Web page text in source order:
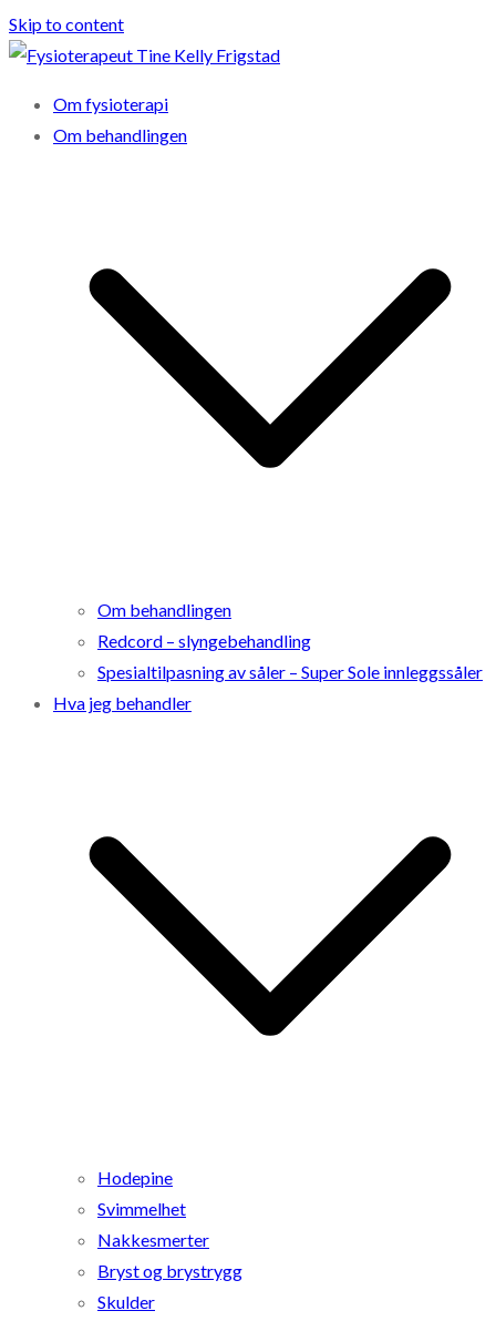
Skip to content
Fysioterapeut Tine Kelly Frigstad
Gruppeinstruktør og sertifisert Neuracbehandler
Om fysioterapi
Om behandlingen
Om behandlingen
Redcord – slyngebehandling
Spesialtilpasning av såler – Super Sole innleggssåler
Hva jeg behandler
Hodepine
Svimmelhet
Nakkesmerter
Bryst og brystrygg
Skulder